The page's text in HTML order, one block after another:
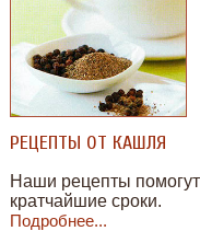
РЕЦЕПТЫ ОТ КАШЛЯ
Наши рецепты
кратчайшие сроки.
Подробнее...